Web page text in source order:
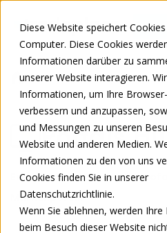
Diese Website speichert
Computer. Diese Cookies
Informationen darüber zu
unserer Website interagieren.
Informationen, um Ihre
verbessern und anzupassen,
und Messungen zu unseren
Website und anderen Medien.
Informationen zu den von uns
Cookies finden Sie in unserer
Datenschutzrichtlinie.
Wenn Sie ablehnen, werden
beim Besuch dieser Website
Für Hersteller Portals
Portals
Erreichen Sie Ihre Kunden
Markenportal